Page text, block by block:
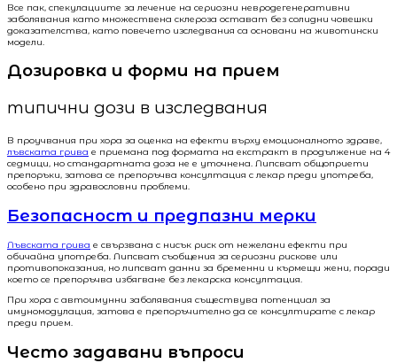
Все пак, спекулациите за лечение на сериозни невродегенеративни
заболявания като множествена склероза остават без солидни човешки
доказателства, като повечето изследвания са основани на животински
модели.
Дозировка и форми на прием
типични дози в изследвания
В проучвания при хора за оценка на ефекти върху емоционалното здраве,
лъвската грива е приемана под формата на екстракт в продължение на 4
седмици, но стандартната доза не е уточнена. Липсват общоприети
препоръки, затова се препоръчва консултация с лекар преди употреба,
особено при здравословни проблеми.
Безопасност и предпазни мерки
Лъвската грива е свързвана с нисък риск от нежелани ефекти при
обичайна употреба. Липсват съобщения за сериозни рискове или
противопоказания, но липсват данни за бременни и кърмещи жени, поради
което се препоръчва избягване без лекарска консултация.
При хора с автоимунни заболявания съществува потенциал за
имуномодулация, затова е препоръчително да се консултирате с лекар
преди прием.
Често задавани въпроси